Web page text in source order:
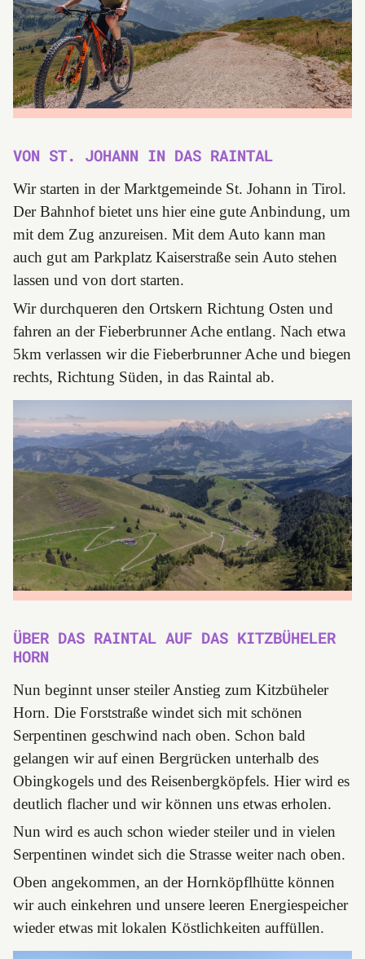
VON ST. JOHANN IN DAS RAINTAL
Wir starten in der Marktgemeinde St. Johann in Tirol.
Der Bahnhof bietet uns hier eine gute Anbindung, um
mit dem Zug anzureisen. Mit dem Auto kann man
auch gut am Parkplatz Kaiserstraße sein Auto stehen
lassen und von dort starten.
Wir durchqueren den Ortskern Richtung Osten und
fahren an der Fieberbrunner Ache entlang. Nach etwa
5km verlassen wir die Fieberbrunner Ache und biegen
rechts, Richtung Süden, in das Raintal ab.
ÜBER DAS RAINTAL AUF DAS KITZBÜHELER
HORN
Nun beginnt unser steiler Anstieg zum Kitzbüheler
Horn. Die Forststraße windet sich mit schönen
Serpentinen geschwind nach oben. Schon bald
gelangen wir auf einen Bergrücken unterhalb des
Obingkogels und des Reisenbergköpfels. Hier wird es
deutlich flacher und wir können uns etwas erholen.
Nun wird es auch schon wieder steiler und in vielen
Serpentinen windet sich die Strasse weiter nach oben.
Oben angekommen, an der Hornköpflhütte können
wir auch einkehren und unsere leeren Energiespeicher
wieder etwas mit lokalen Köstlichkeiten auffüllen.